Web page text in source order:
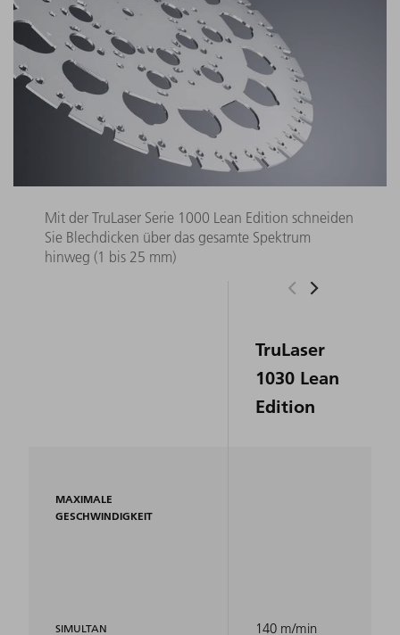
Mit der TruLaser Serie 1000 Lean Edition schneiden
Sie Blechdicken über das gesamte Spektrum
hinweg (1 bis 25 mm)
MAXIMALE
GESCHWINDIGKEIT
SIMULTAN
TruLaser
1030 Lean
Edition
140 m/min